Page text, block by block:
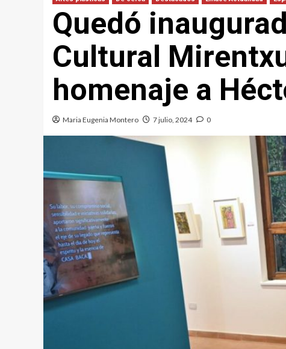
Quedó
Cultural
homenaje a
Maria Eugenia Montero 7 julio, 2024 0